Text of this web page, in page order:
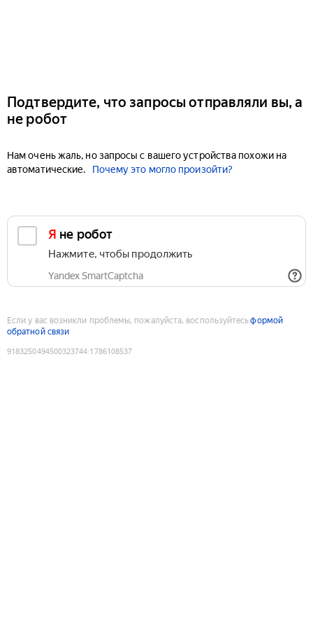
Подтвердите, что запросы отправляли вы, а
не робот
Нам очень жаль, но запросы с вашего устройства похожи на
автоматические.
Почему это могло произойти?
Я не робот
Нажмите, чтобы продолжить
Yandex SmartCaptcha
Если у вас возникли проблемы, пожалуйста, воспользуйтесьформой
обратной связи
9183250494500323744:1786108537